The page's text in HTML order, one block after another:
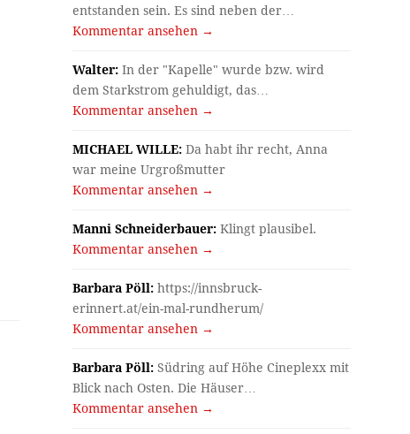
entstanden sein. Es sind neben der…
Kommentar ansehen →
Walter: In der "Kapelle" wurde bzw. wird
dem Starkstrom gehuldigt, das…
Kommentar ansehen →
MICHAEL WILLE: Da habt ihr recht, Anna
war meine Urgroßmutter
Kommentar ansehen →
Manni Schneiderbauer: Klingt plausibel.
Kommentar ansehen →
Barbara Pöll: https://innsbruck-
erinnert.at/ein-mal-rundherum/
Kommentar ansehen →
Barbara Pöll: Südring auf Höhe Cineplexx mit
Blick nach Osten. Die Häuser…
Kommentar ansehen →